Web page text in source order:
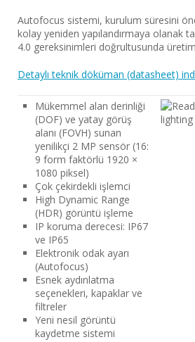
Autofocus sistemi, kurulum süresini
kolay yeniden yapılandırmaya olanak
4.0 gereksinimleri doğrultusunda üretim
Detaylı teknik döküman (datasheet)
Mükemmel alan derinliği
(DOF) ve yatay görüş
alanı (FOVH) sunan
yenilikçi 2 MP sensör (16:
9 form faktörlü 1920 ×
1080 piksel)
Çok çekirdekli işlemci
High Dynamic Range
(HDR) görüntü işleme
IP koruma derecesi: IP67
ve IP65
Elektronik odak ayarı
(Autofocus)
Esnek aydınlatma
seçenekleri, kapaklar ve
filtreler
Yeni nesil görüntü
kaydetme sistemi